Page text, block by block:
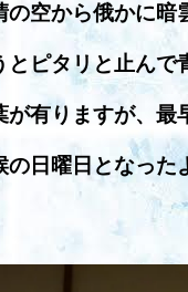
空から俄かに暗
ピタリと止んで
有りますが、最
日曜日となった